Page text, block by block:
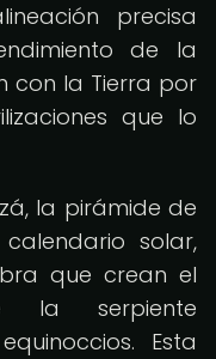
precisa
de la
con la Tierra por
que lo
la pirámide de
solar,
que crean el
la serpiente
Esta